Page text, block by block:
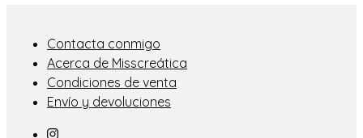
Contacta conmigo
Acerca de Misscreática
Condiciones de venta
Envío y devoluciones